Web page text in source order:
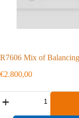
R7606 Mix of
€2.800,00
Mix